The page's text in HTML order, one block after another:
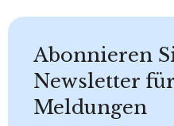
Abonnieren
Newsletter
Meldungen